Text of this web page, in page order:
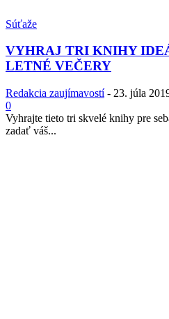
Súťaže
VYHRAJ TRI KNIHY
LETNÉ VEČERY
Redakcia zaujímavostí - 23. júla
0
Vyhrajte tieto tri skvelé knihy pre
zadať váš...